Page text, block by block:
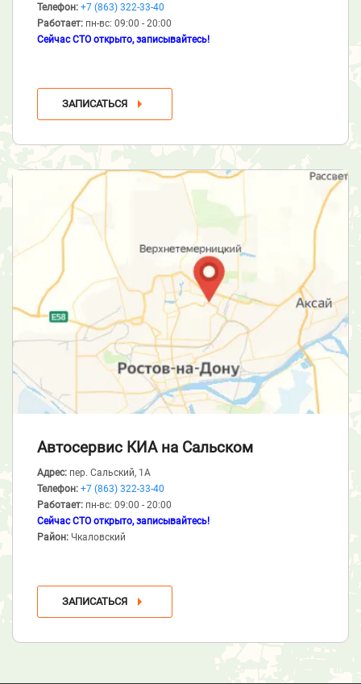
Телефон: +7 (863) 322-33-40
Работает: пн-вс: 09:00 - 20:00
Сейчас СТО открыто, записывайтесь!
ЗАПИСАТЬСЯ
Автосервис КИА на Сальском
Адрес: пер. Сальский, 1А
Телефон: +7 (863) 322-33-40
Работает: пн-вс: 09:00 - 20:00
Сейчас СТО открыто, записывайтесь!
Район: Чкаловский
ЗАПИСАТЬСЯ